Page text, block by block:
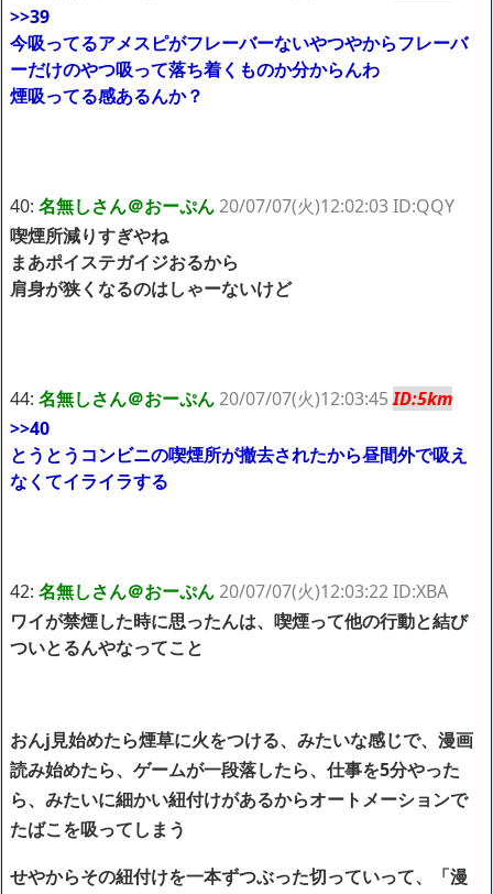
>>39
今吸ってるアメスピがフレーバーないやつやからフレーバ
ーだけのやつ吸って落ち着くものか分からんわ
煙吸ってる感あるんか？
40: 名無しさん＠おーぷん20/07/07(火)12:02:03 ID:QQY
喫煙所減りすぎやね
まあポイステガイジおるから
肩身が狭くなるのはしゃーないけど
44: 名無しさん＠おーぷん20/07/07(火)12:03:45ID:5km
>>40
とうとうコンビニの喫煙所が撤去されたから昼間外で吸え
なくてイライラする
42: 名無しさん＠おーぷん20/07/07(火)12:03:22 ID:XBA
ワイが禁煙した時に思ったんは、喫煙って他の行動と結び
ついとるんやなってこと
おんj見始めたら煙草に火をつける、みたいな感じで、漫画
読み始めたら、ゲームが一段落したら、仕事を5分やった
ら、みたいに細かい紐付けがあるからオートメーションで
たばこを吸ってしまう
せやからその紐付けを一本ずつぶった切っていって、「漫